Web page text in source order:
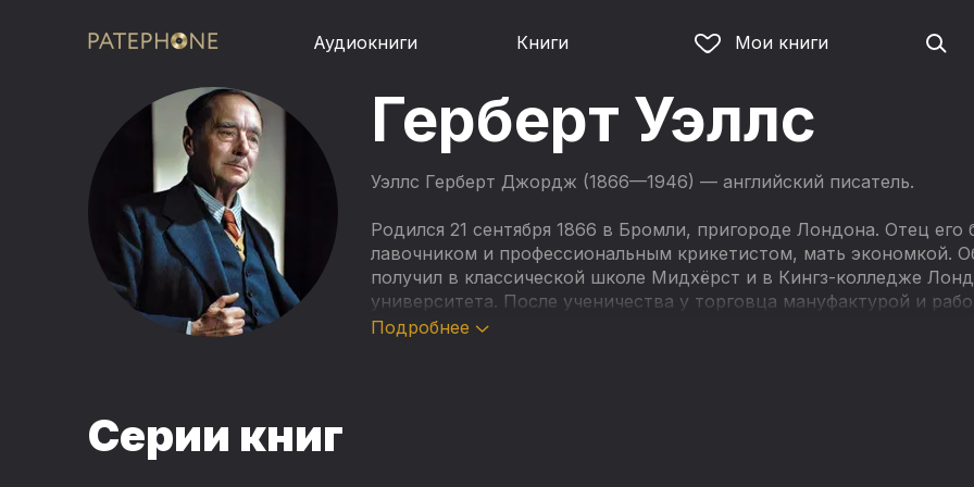
Аудиокниги Книги Мои книги
Герберт Уэллс
Уэллс Герберт Джордж (1866—1946) —английский писатель.
Родился 21 сентября 1866 в Бромли, пригороде Лондона. Отец его
лавочником и профессиональным крикетистом, мать экономкой.
получил в классической школе Мидхёрст и в Кингз-колледже
университета. После ученичества у торговца мануфактурой и
побывал учителем в школе, преподавателем точных наук и
Подробнее
Серии книг